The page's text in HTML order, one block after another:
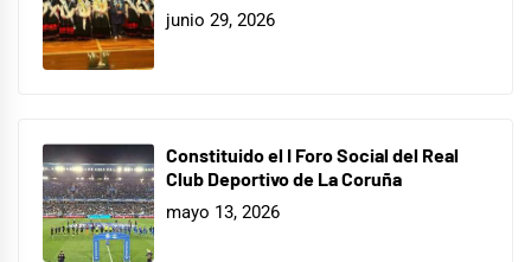
junio 29, 2026
Constituido el I Foro Social del Real
Club Deportivo de La Coruña
mayo 13, 2026